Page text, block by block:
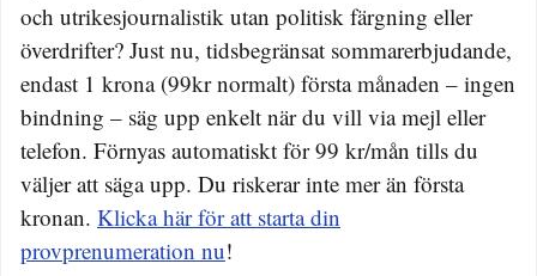
och utrikesjournalistik utan politisk färgning eller
överdrifter? Just nu, tidsbegränsat sommarerbjudande,
endast 1 krona (99kr normalt) första månaden – ingen
bindning – säg upp enkelt när du vill via mejl eller
telefon. Förnyas automatiskt för 99 kr/mån tills du
väljer att säga upp. Du riskerar inte mer än första
kronan. Klicka här för att starta din
provprenumeration nu!